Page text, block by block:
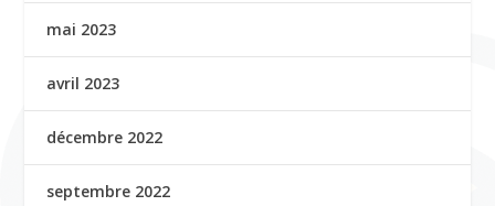
mai 2023
avril 2023
décembre 2022
septembre 2022